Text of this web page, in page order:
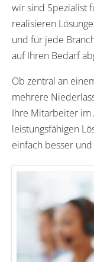
wir sind Spezialist
realisieren
und für jede
auf Ihren Bedarf
Ob zentral an
mehrere
Ihre Mitarbeiter im
leistungsfähigen
einfach besser